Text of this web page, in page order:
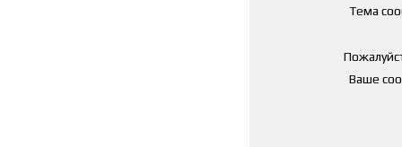
Тема
Ваше